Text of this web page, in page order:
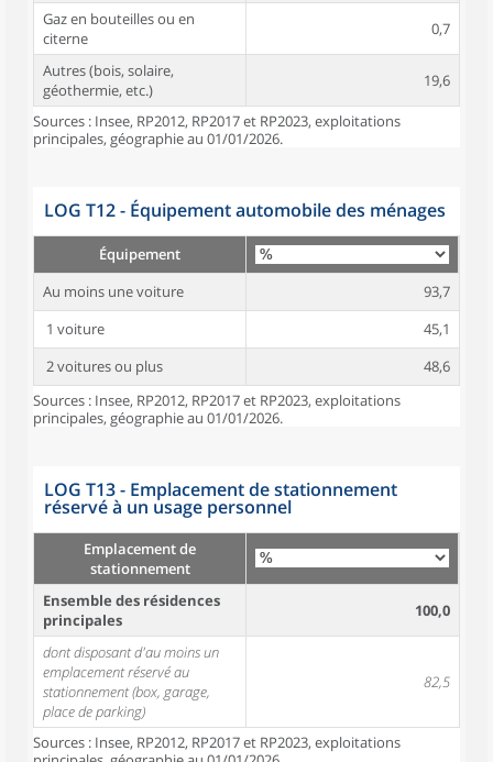
Gaz en bouteilles ou en
citerne
0,7
Autres (bois, solaire,
géothermie, etc.)
19,6
Sources : Insee, RP2012, RP2017 et RP2023, exploitations
principales, géographie au 01/01/2026.
LOG T12 - Équipement automobile des ménages
Équipement
Au moins une voiture
93,7
1 voiture
45,1
2 voitures ou plus
48,6
Sources : Insee, RP2012, RP2017 et RP2023, exploitations
principales, géographie au 01/01/2026.
LOG T13 - Emplacement de stationnement
réservé à un usage personnel
Emplacement de
stationnement
Ensemble des résidences
principales
100,0
dont disposant d'au moins un
emplacement réservé au
stationnement (box, garage,
place de parking)
82,5
Sources : Insee, RP2012, RP2017 et RP2023, exploitations